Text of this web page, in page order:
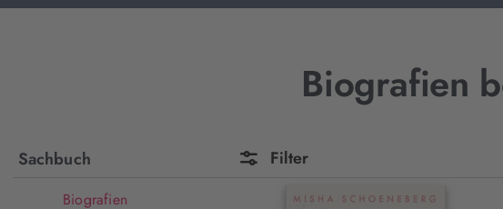
Biografien
Sachbuch
Biografien
Filter